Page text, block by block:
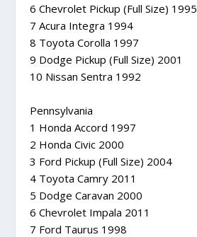
6 Chevrolet Pickup (Full Size) 1995
7 Acura Integra 1994
8 Toyota Corolla 1997
9 Dodge Pickup (Full Size) 2001
10 Nissan Sentra 1992
Pennsylvania
1 Honda Accord 1997
2 Honda Civic 2000
3 Ford Pickup (Full Size) 2004
4 Toyota Camry 2011
5 Dodge Caravan 2000
6 Chevrolet Impala 2011
7 Ford Taurus 1998